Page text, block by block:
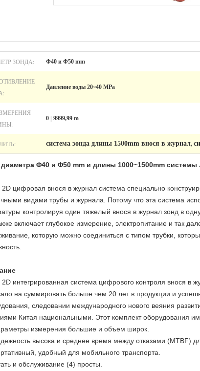
ЗОНДА: Φ40 и Φ50 mm
Давление воды 20~40 MPa
0 | 9999,99 m
система зонда длины 1500mm внося в журнал,
Φ40 и Φ50 mm и длины 1000~1500mm системы
2D цифровая внося в журнал система специально
видами трубы и журнала. Потому что эта система
контролируя один тяжелый внося в журнал зонд в
включает глубокое измерение, электропитание и так
которую можно соединиться с типом трубки,
2D интегрированная система цифрового контроля внося в
на суммировать больше чем 20 лет в продукции и
следовании международного нового веяния
Китая национальными. Этот комплект оборудования
измерения большие и объем широк.
высока и среднее время между отказами (MTBF)
удобный для мобильного транспорта.
и обслуживание (4) просты.